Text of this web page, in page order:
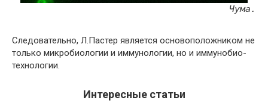
Чума.
Следовательно, Л.Пастер является основоположником не
только микробиологии и иммунологии, но и иммунобио-
технологии.
Интересные статьи